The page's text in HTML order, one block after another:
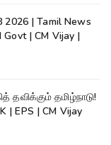
| Tamil News
| CM Vijay |
தவிக்கும் தமிழ்நாடு!
| EPS | CM Vijay